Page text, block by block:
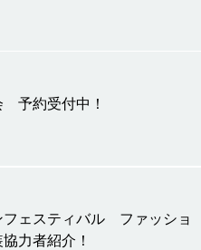
予約受付中！
フェスティバル ファッショ
力者紹介！